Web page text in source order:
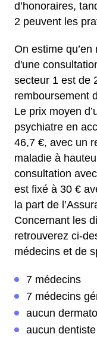
d’honoraires,
2 peuvent les
On estime
d'une
secteur 1 est de
remboursement
Le prix moyen
psychiatre en
46,7 €, avec un
maladie à
consultation
est fixé à 30 €
la part de
Concernant les
retrouverez ci-
médecins et de
7 médecins
7 médecins
aucun
aucun dentiste